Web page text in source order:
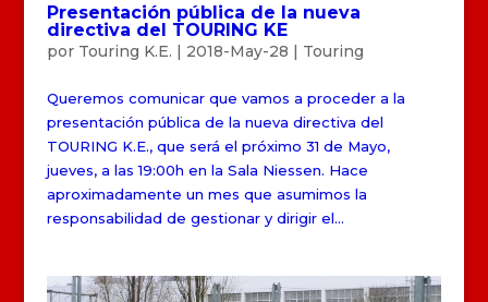
Presentación pública de la nueva
directiva del TOURING KE
por Touring K.E. | 2018-May-28 | Touring
Queremos comunicar que vamos a proceder a la
presentación pública de la nueva directiva del
TOURING K.E., que será el próximo 31 de Mayo,
jueves, a las 19:00h en la Sala Niessen. Hace
aproximadamente un mes que asumimos la
responsabilidad de gestionar y dirigir el...